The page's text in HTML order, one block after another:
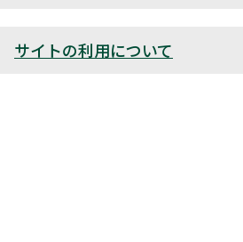
サイトの利用について